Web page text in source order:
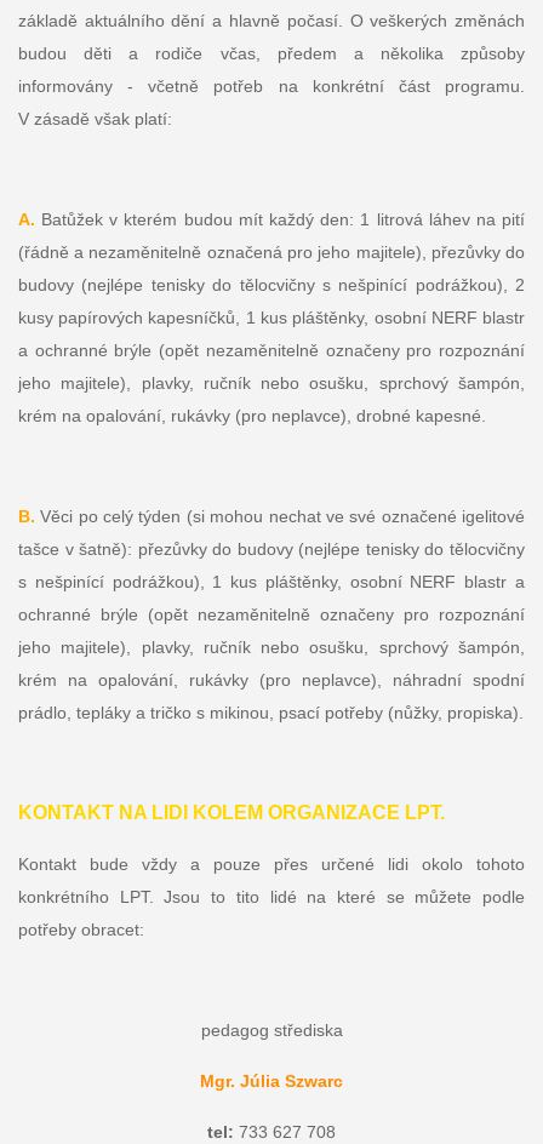
základě aktuálního dění a hlavně počasí. O veškerých změnách
budou děti a rodiče včas, předem a několika způsoby
informovány - včetně potřeb na konkrétní část programu.
V zásadě však platí:
A. Batůžek v kterém budou mít každý den: 1 litrová láhev na pití
(řádně a nezaměnitelně označená pro jeho majitele), přezůvky do
budovy (nejlépe tenisky do tělocvičny s nešpinící podrážkou), 2
kusy papírových kapesníčků, 1 kus pláštěnky, osobní NERF blastr
a ochranné brýle (opět nezaměnitelně označeny pro rozpoznání
jeho majitele), plavky, ručník nebo osušku, sprchový šampón,
krém na opalování, rukávky (pro neplavce), drobné kapesné.
B. Věci po celý týden (si mohou nechat ve své označené igelitové
tašce v šatně): přezůvky do budovy (nejlépe tenisky do tělocvičny
s nešpinící podrážkou), 1 kus pláštěnky, osobní NERF blastr a
ochranné brýle (opět nezaměnitelně označeny pro rozpoznání
jeho majitele), plavky, ručník nebo osušku, sprchový šampón,
krém na opalování, rukávky (pro neplavce), náhradní spodní
prádlo, tepláky a tričko s mikinou, psací potřeby (nůžky, propiska).
KONTAKT NA LIDI KOLEM ORGANIZACE LPT.
Kontakt bude vždy a pouze přes určené lidi okolo tohoto
konkrétního LPT. Jsou to tito lidé na které se můžete podle
potřeby obracet:
pedagog střediska
Mgr. Júlia Szwarc
tel: 733 627 708